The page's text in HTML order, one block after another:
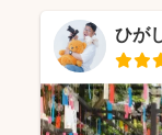
ひが